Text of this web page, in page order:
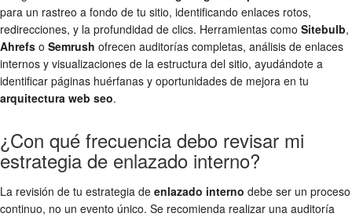
para un rastreo a fondo de tu sitio, identificando enlaces rotos,
redirecciones, y la profundidad de clics. Herramientas como Sitebulb,
Ahrefs o Semrush ofrecen auditorías completas, análisis de enlaces
internos y visualizaciones de la estructura del sitio, ayudándote a
identificar páginas huérfanas y oportunidades de mejora en tu
arquitectura web seo.
¿Con qué frecuencia debo revisar mi
estrategia de enlazado interno?
La revisión de tu estrategia de enlazado interno debe ser un proceso
continuo, no un evento único. Se recomienda realizar una auditoría